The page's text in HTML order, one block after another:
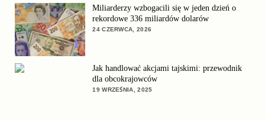
Miliarderzy wzbogacili się w jeden dzień o
rekordowe 336 miliardów dolarów
24 CZERWCA, 2026
Jak handlować akcjami tajskimi: przewodnik
dla obcokrajowców
19 WRZEŚNIA, 2025